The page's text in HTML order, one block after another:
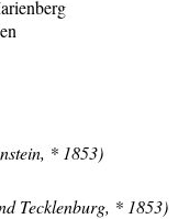
* 1853)
Tecklenburg, * 1853)